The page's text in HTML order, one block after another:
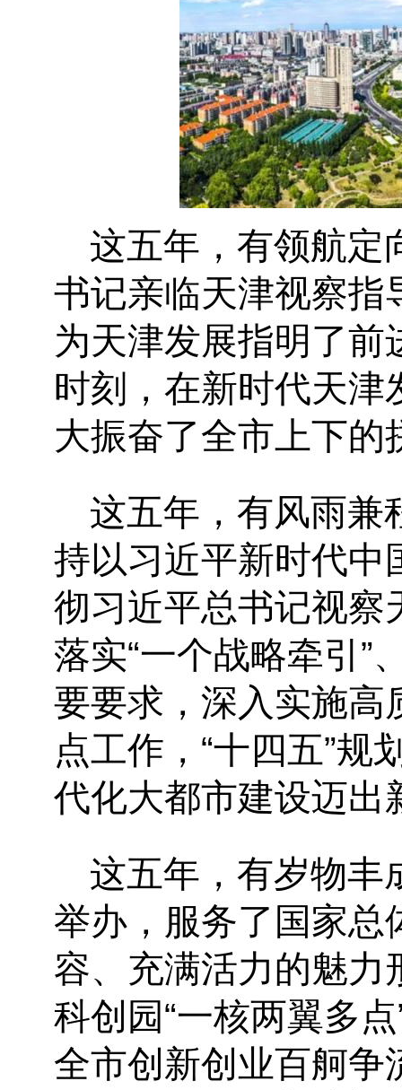
这五年，有领航定
书记亲临天津视察指
为天津发展指明了
时刻，在新时代天津
大振奋了全市上下的
这五年，有风雨兼
持以习近平新时代中
彻习近平总书记视察
落实“一个战略牵引”
要要求，深入实施高
点工作，“十四五”
代化大都市建设迈出
这五年，有岁物丰
举办，服务了国家总
容、充满活力的魅力
科创园“一核两翼多
全市创新创业百舸争